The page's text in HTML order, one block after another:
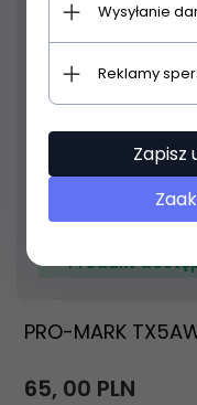
Produkt
PRO-MARK
65, 00 PLN
Wysyłanie
Reklamy
Zapisz